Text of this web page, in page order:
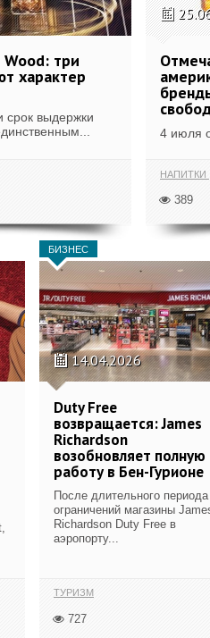
три
характер
срок выдержки
4 июля
НАПИТКИ
389
БИЗНЕС
14.04.2026
Duty Free
возвращается: James
Richardson
возобновляет полную
работу в Бен-Гурионе
После длительного периода
ограничений магазины
Richardson Duty Free в
аэропорту...
ТУРИЗМ
727